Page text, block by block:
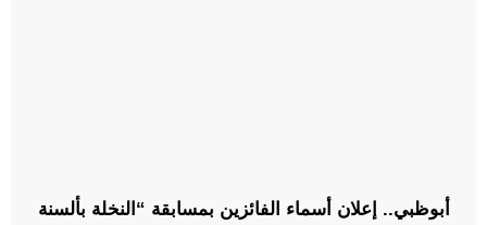
أبوظبي.. إعلان أسماء الفائزين بمسابقة “النخلة بألسنة